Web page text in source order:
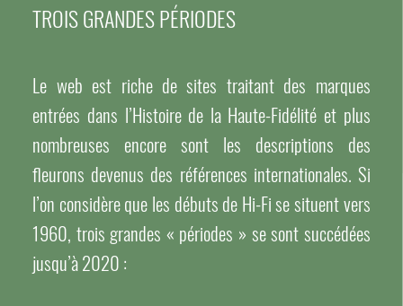
TROIS GRANDES PÉRIODES
Le web est riche de sites traitant des marques
entrées dans l’Histoire de la Haute-Fidélité et plus
nombreuses encore sont les descriptions des
fleurons devenus des références internationales. Si
l’on considère que les débuts de Hi-Fi se situent vers
1960, trois grandes « périodes » se sont succédées
jusqu’à 2020 :